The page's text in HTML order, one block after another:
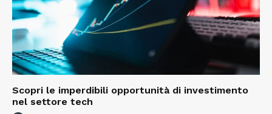
Scopri le imperdibili opportunità di investimento
nel settore tech